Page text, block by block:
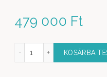
479 000 Ft
Kültéri Állólámpa S
KOSÁRBA